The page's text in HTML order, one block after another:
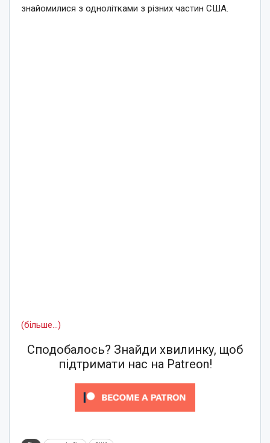
знайомилися з однолітками з різних частин США.
(більше…)
Сподобалось? Знайди хвилинку, щоб
підтримати нас на Patreon!